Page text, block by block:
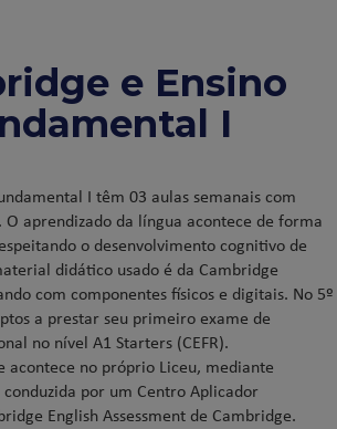
e Ensino
I
I têm 03 aulas semanais com
O aprendizado da língua acontece de forma
o desenvolvimento cognitivo de
didático usado é da Cambridge
com componentes físicos e digitais. No 5º
a prestar seu primeiro exame de
no nível A1 Starters (CEFR).
acontece no próprio Liceu, mediante
por um Centro Aplicador
English Assessment de Cambridge.